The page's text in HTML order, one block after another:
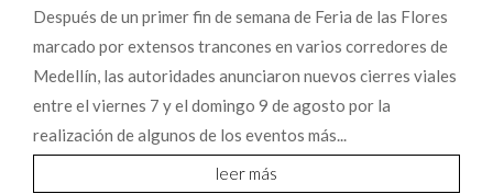
Después de un primer fin de semana de Feria de las Flores
marcado por extensos trancones en varios corredores de
Medellín, las autoridades anunciaron nuevos cierres viales
entre el viernes 7 y el domingo 9 de agosto por la
realización de algunos de los eventos más...
leer más